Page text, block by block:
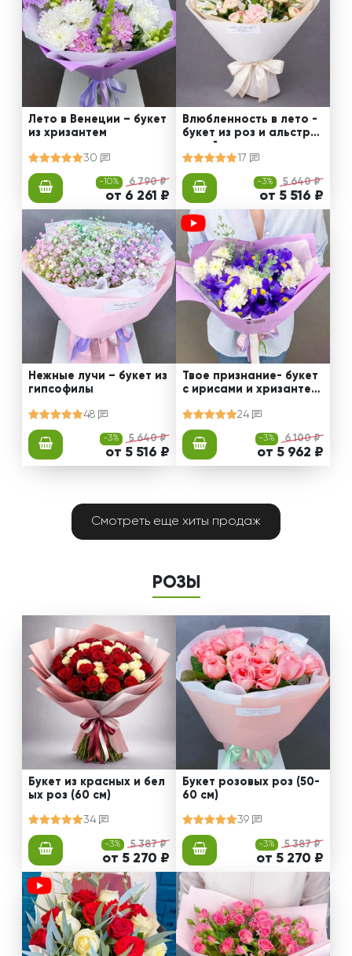
Лето в Венеции – букет
из хризантем
30
-10% 6 790 ₽
от 6 261 ₽
Влюбленность в лето -
букет из роз и альстро
мерий
17
-3% 5 640 ₽
от 5 516 ₽
Нежные лучи – букет из
гипсофилы
48
-3% 5 640 ₽
от 5 516 ₽
Твое признание- букет
с ирисами и хризантем
24
-3% 6 100 ₽
от 5 962 ₽
Смотреть еще хиты продаж
РОЗЫ
Букет из красных и бел
ых роз (60 см)
34
-3% 5 387 ₽
от 5 270 ₽
Букет розовых роз (50-
60 см)
39
-3% 5 387 ₽
от 5 270 ₽